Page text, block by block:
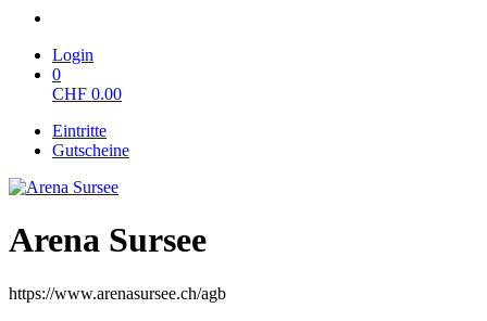
Login
0
CHF 0.00
Eintritte
Gutscheine
Arena Sursee
https://www.arenasursee.ch/agb